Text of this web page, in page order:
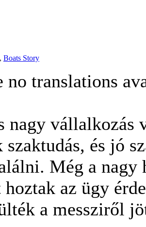
, Boats Story
no translations
nagy vállalkozás
szaktudás, és jó
Még a nagy
az ügy
a messziről